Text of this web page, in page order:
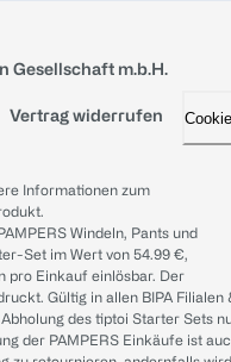
Gesellschaft m.b.H.
Vertrag widerrufen
Informationen zum
Windeln, Pants und
Set im Wert von 54.99 €,
pro Einkauf einlösbar. Der
Gültig in allen BIPA Filialen
des tiptoi Starter Sets
der PAMPERS Einkäufe ist